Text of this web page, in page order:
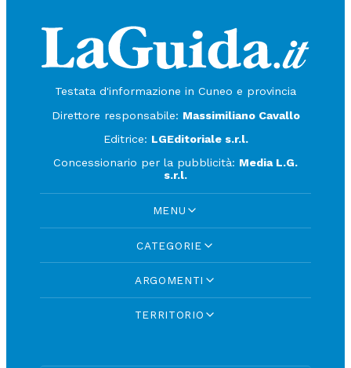
Testata d'informazione in Cuneo e provincia
Direttore responsabile: Massimiliano Cavallo
Editrice: LGEditoriale s.r.l.
Concessionario per la pubblicità: Media L.G.
s.r.l.
MENU
CATEGORIE
ARGOMENTI
TERRITORIO